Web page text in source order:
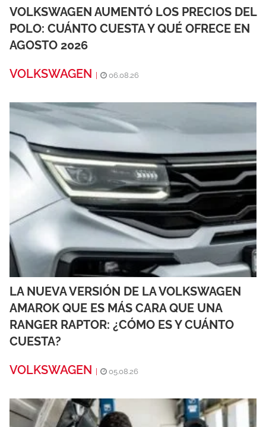
VOLKSWAGEN AUMENTÓ LOS PRECIOS DEL
POLO: CUÁNTO CUESTA Y QUÉ OFRECE EN
AGOSTO 2026
VOLKSWAGEN
06.08.26
LA NUEVA VERSIÓN DE LA VOLKSWAGEN
AMAROK QUE ES MÁS CARA QUE UNA
RANGER RAPTOR: ¿CÓMO ES Y CUÁNTO
CUESTA?
VOLKSWAGEN
05.08.26